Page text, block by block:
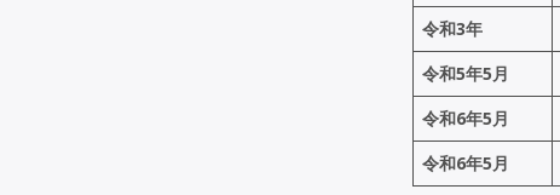
令和3年
令和5年5月
令和6年5月
令和6年5月